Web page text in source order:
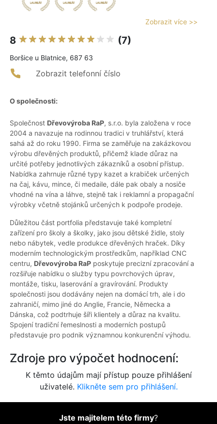
Zobrazit více >>
8 (7)
Boršice u Blatnice, 687 63
Zobrazit telefonní číslo
O společnosti:
Společnost Dřevovýroba RaP, s.r.o. byla založena v roce
2004 a navazuje na rodinnou tradici v truhlářství, která
sahá až do roku 1990. Firma se zaměřuje na zakázkovou
výrobu dřevěných produktů, přičemž klade důraz na
určité potřeby jednotlivých zákazníků a osobní přístup.
Nabídka zahrnuje různé typy kazet a krabiček určených
na čaj, kávu, mince, či medaile, dále pak obaly a nosiče
vhodné na vína a láhve, stejně tak i reklamní a propagační
výrobky včetně stojánků určených k podpoře prodeje.
Důležitou část portfolia představuje také kompletní
zařízení pro školy a školky, jako jsou dětské židle, stoly
nebo nábytek, vedle produkce dřevěných hraček. Díky
moderním technologickým prostředkům, například CNC
centru, Dřevovýroba RaP poskytuje precizní zpracování a
rozšiřuje nabídku o služby typu povrchových úprav,
montáže, tisku, laserování a gravírování. Produkty
společnosti jsou dodávány nejen na domácí trh, ale i do
zahraničí, mimo jiné do Anglie, Francie, Německa a
Dánska, což podtrhuje šíři klientely a důraz na kvalitu.
Spojení tradiční řemeslnosti a moderních postupů
představuje pro podnik významnou konkurenční výhodu.
Zdroje pro výpočet hodnocení:
K těmto údajům mají přístup pouze přihlášení
uživatelé. Klikněte sem pro přihlášení.
Jste majitelem této firmy?